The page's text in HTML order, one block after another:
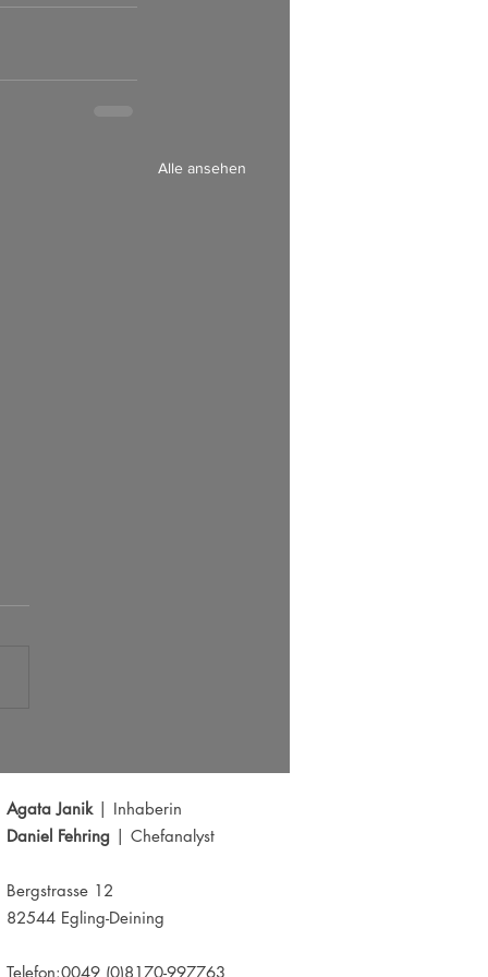
Alle ansehen
Agata Janik| Inhaberin
Daniel Fehring | Chefanalyst
Bergstrasse 12
82544 Egling-Deining
Telefon:0049 (0)8170-997763